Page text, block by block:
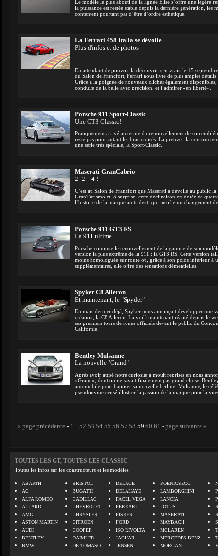
Le modèle le plus abouti de la lignée Elise s’offre une légère
la puissance est restée stable depuis la dernière génération, les
contentent pourtant pas d’être d’ordre esthétique.
La Ferrari 458 Italia se dévoile
Plus d'infos et de photos
En attendant de pouvoir la découvrir «en vrai» le 15
du Salon de Francfort, Ferrari nous livre de plus amples
Grâce à la poignée de nouveaux clichés également
conduite de la belle avec précision, et l’admirer «en liberté».
Porsche 911 Sport-Classic
Une GT3 Classic!
Pratiquement arrivé au terme du renouvellement de son
reste pas pour autant les bras croisés. La preuve : la
une série très spéciale, la Sport-Classic.
Maserati GranCabrio
2+2 = 4 !
C’est au Salon de Francfort que Maserati a dévoilé au public
GranTurismo et, ô surprise, cette déclinaison est dotée de
l’histoire de la marque au trident, qui justifie un changement
Porsche 911 GT3 RS
La 911 ultime
Porsche continue le renouvellement de la gamme de son
version la plus extrême de la 911 : la GT3 RS. Cette version
moins homologuée sur route où, grâce à son poids inférieur à
supplémentaires, elle offre des sensations démentielles.
Spyker C8 Aileron
Et maintenant, le "Spyder"
En mars dernier déjà, Spyker nous annonçait développer une
création, la C8 Aileron. La voilà maintenant réalité depuis le
ses premiers tours de roues officiels devant le public du
Californie.
Bentley Mulsanne
La nouvelle "Grand"
Après avoir attisé notre curiosité à moult reprises en nous
«Grand», dont on ne savait finalement pas grand chose,
automobile pour baptiser sa nouvelle berline. Mulsanne, le
pseudonyme censé illustrer la passion de la marque pour la
« page précédente - 1... 52 53 54 55 56 57 58 59 60 61 - page suivante »
TOUTES LES GT, TOUTES LES CLASSIC
Toutes les infos sur les constructeurs et les modèles.
ABARTH
AC
ALFA ROMEO
ALLARD
AMG
ASTON MARTIN
AUDI
BENTLEY
BMW
BRISTOL
BUGATTI
CADILLAC
CHEVROLET
CHRYSLER
CITROEN
COOPER
DAIMLER
DE TOMASO
DELAGE
DELAHAYE
FACEL VEGA
FERRARI
FISKER
FORD
ISO RIVOLTA
JAGUAR
JENSEN
KOENIGSEGG
LAMBORGHINI
LANCIA
LOTUS
MASERATI
MAYBACH
MCLAREN
MERCEDES BENZ
MORGAN